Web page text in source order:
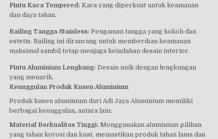
Pintu Kaca Tempered: Kaca yang diperkuat untuk keamanan
dan daya tahan.
Railing Tangga Stainless: Pengaman tangga yang kokoh dan
estetis. Railing ini dirancang untuk memberikan keamanan
maksimal sambil tetap menjaga keindahan desain interior.
Pintu Aluminium Lengkung: Desain unik dengan lengkungan
yang menarik.
Keunggulan Produk Kusen Aluminium
Produk kusen aluminium dari Adi Jaya Aluminium memiliki
berbagai keunggulan, antara lain:
Material Berkualitas Tinggi: Menggunakan aluminium pilihan
yang tahan korosi dan kuat, memastikan produk tahan lama dan